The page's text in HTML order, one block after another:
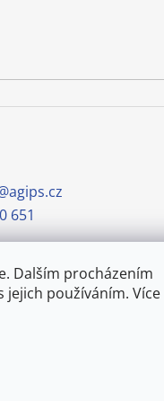
Dalším procházením
používáním. Více
agips.cz
651